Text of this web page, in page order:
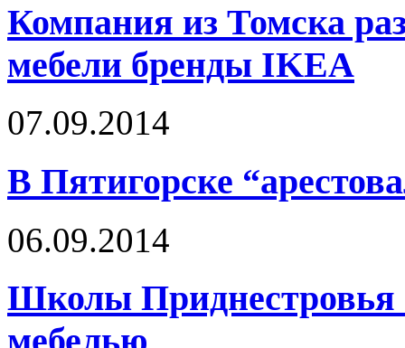
Компания из Томска
мебели бренды IKEA
07.09.2014
В Пятигорске
06.09.2014
Школы Приднестровья